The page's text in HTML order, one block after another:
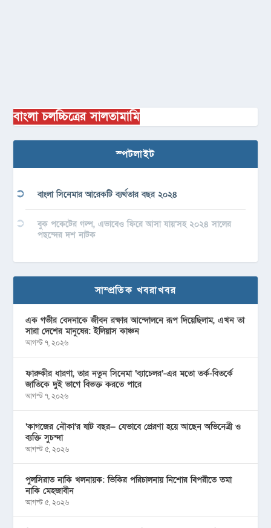
বাংলা চলচ্চিত্রের সালতামামি
স্পটলাইট
বাংলা সিনেমার আরেকটি ব্যর্থতার বছর ২০২৪
বুক পকেটের গল্প, এভাবেও ফিরে আসা যায়’সহ ২০২৪ সালের
পছন্দের দশ নাটক
সাম্প্রতিক খবরাখবর
এক গভীর বেদনাকে জীবন রক্ষার আন্দোলনে রূপ দিয়েছিলাম, এখন তা
সারা দেশের মানুষের: ইলিয়াস কাঞ্চন
আগস্ট ৭, ২০২৬
ফারুকীর ধারণা, তার নতুন সিনেমা ‘ব্যাচেলর’-এর মতো তর্ক-বিতর্কে
জাতিকে দুই ভাগে বিভক্ত করতে পারে
আগস্ট ৭, ২০২৬
‘কাগজের নৌকা’র ষাট বছর— যেভাবে প্রেরণা হয়ে আছেন অভিনেত্রী ও
ব্যক্তি সুচন্দা
আগস্ট ৫, ২০২৬
পুলসিরাত নাকি খলনায়ক: ভিকির পরিচালনায় নিশোর বিপরীতে তমা
নাকি মেহজাবীন
আগস্ট ৫, ২০২৬